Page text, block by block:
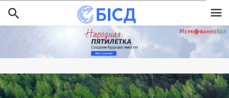
Перайсці
да
асноўнага
змесціва